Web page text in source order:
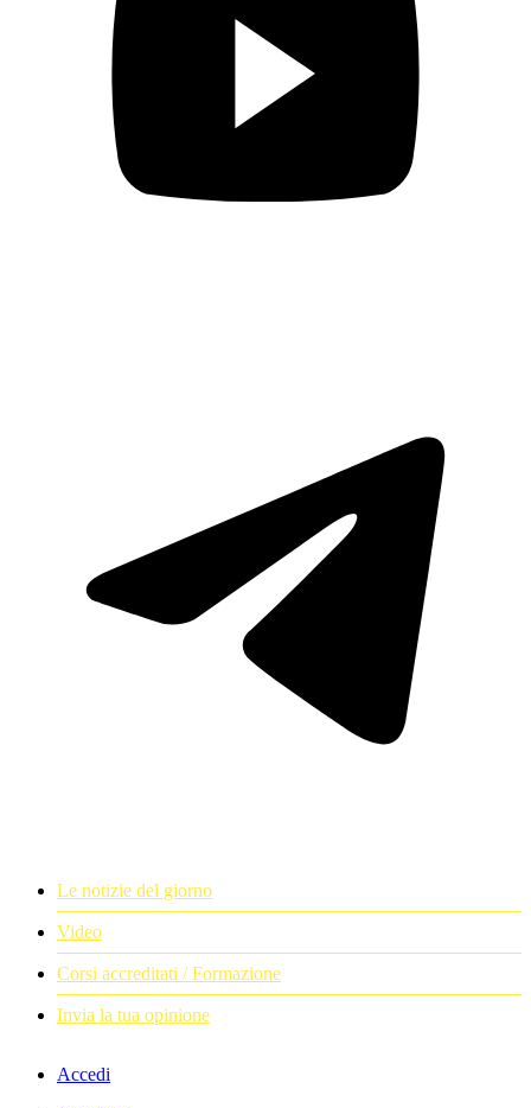
Le notizie del giorno
Video
Corsi accreditati / Formazione
Invia la tua opinione
Accedi